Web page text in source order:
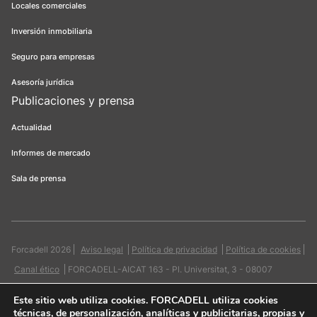
Locales comerciales
Inversión inmobiliaria
Seguro para empresas
Asesoría jurídica
Publicaciones y prensa
Actualidad
Informes de mercado
Sala de prensa
Forcadell 2026 Aviso legal Política de privacidad
Política de cookies
Canal ético
FORCADELL-AICAT 163 - Pl. Universitat, 3 - 08007
Este sitio web utiliza cookies. FORCADELL utiliza cookies
técnicas, de personalización, analíticas y publicitarias, propias y